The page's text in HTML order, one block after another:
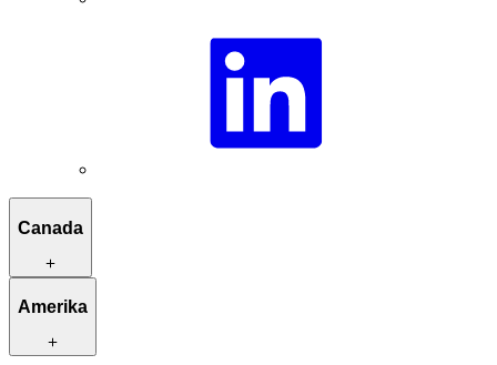
Canada
Reisroutes ter inspiratie
Unieke activiteiten
Amerika